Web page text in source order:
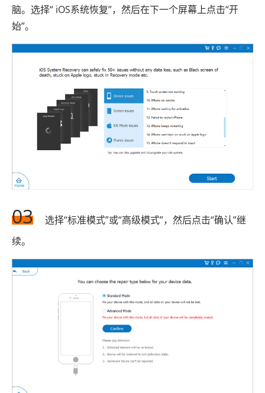
脑。选择“ iOS系统恢复”，然后在下一个屏幕上点击“开
始”。
03
选择“标准模式”或“高级模式”，然后点击“确认”继
续。